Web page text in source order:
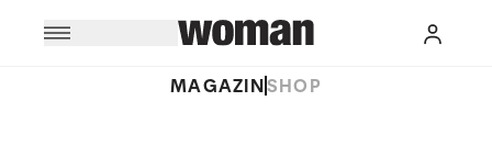
MAGAZINSHOP